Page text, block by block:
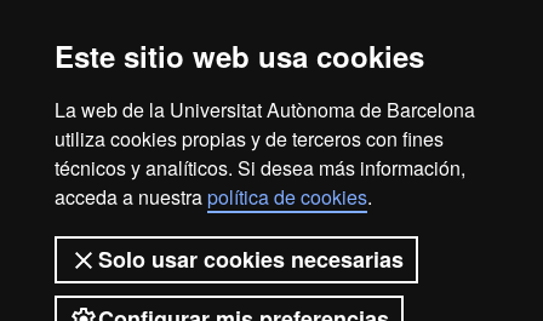
Este sitio web usa cookies
La web de la Universitat Autònoma de Barcelona
utiliza cookies propias y de terceros con fines
técnicos y analíticos. Si desea más información,
acceda a nuestrapolítica de cookies.
Solo usar cookies necesarias
Maria Josep Recorder
Aproximación interdisciplinaria a la comunicación de masas
Laura Cervi
Accesibilidad web
Mapa del web UAB